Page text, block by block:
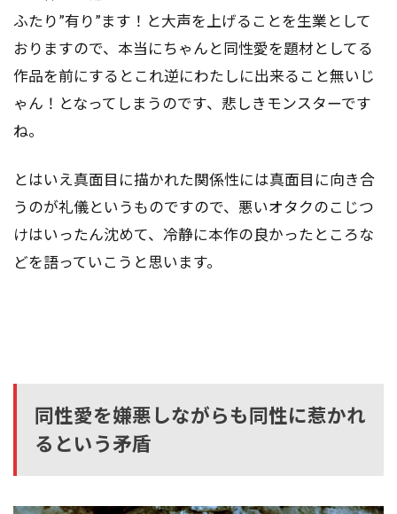
ふたり”有り”ます！と大声を上げることを生業として
おりますので、本当にちゃんと同性愛を題材としてる
作品を前にするとこれ逆にわたしに出来ること無いじ
ゃん！となってしまうのです、悲しきモンスターです
ね。
とはいえ真面目に描かれた関係性には真面目に向き合
うのが礼儀というものですので、悪いオタクのこじつ
けはいったん沈めて、冷静に本作の良かったところな
どを語っていこうと思います。
同性愛を嫌悪しながらも同性に惹かれ
るという矛盾